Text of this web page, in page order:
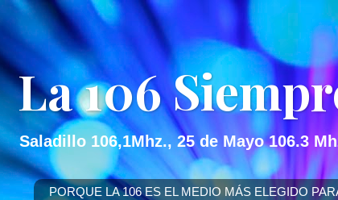
La 106
Saladillo 106,1Mhz., 25 de Mayo 106.3
PORQUE LA 106 ES EL MEDIO MÁS ELEGIDO